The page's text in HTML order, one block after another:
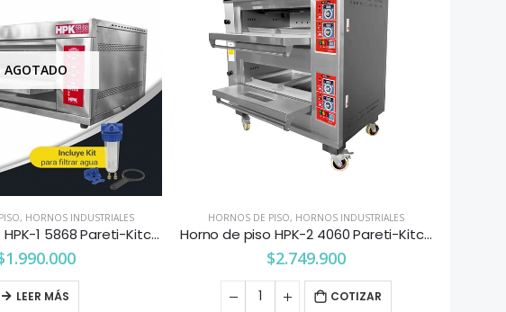
AGOTADO
, HORNOS INDUSTRIALES
Horno de piso HPK-1 5868 Pareti-Kitchenette
1.990.000
LEER MÁS
HORNOS DE PISO, HORNOS INDUSTRIALES
Horno de piso HPK-2 4060 Pareti-Kitchenette
$2.749.900
COTIZAR